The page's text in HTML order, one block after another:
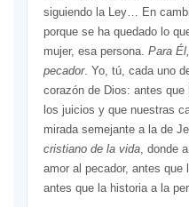
siguiendo la Ley… En
porque se ha quedado lo
mujer, esa persona. Para
pecador. Yo, tú, cada uno
corazón de Dios: antes
los juicios y que nuestras
mirada semejante a la de
cristiano de la vida, donde
amor al pecador, antes que
antes que la historia a la